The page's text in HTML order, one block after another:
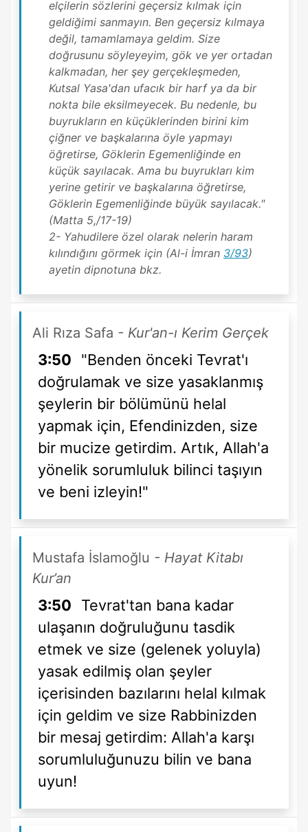
elçilerin sözlerini geçersiz kılmak için
geldiğimi sanmayın. Ben geçersiz kılmaya
değil, tamamlamaya geldim. Size
doğrusunu söyleyeyim, gök ve yer ortadan
kalkmadan, her şey gerçekleşmeden,
Kutsal Yasa'dan ufacık bir harf ya da bir
nokta bile eksilmeyecek. Bu nedenle, bu
buyrukların en küçüklerinden birini kim
çiğner ve başkalarına öyle yapmayı
öğretirse, Göklerin Egemenliğinde en
küçük sayılacak. Ama bu buyrukları kim
yerine getirir ve başkalarına öğretirse,
Göklerin Egemenliğinde büyük sayılacak."
(Matta 5,/17-19)
2- Yahudilere özel olarak nelerin haram
kılındığını görmek için (Al-i İmran 3/93)
ayetin dipnotuna bkz.
Ali Rıza Safa - Kur'an-ı Kerim Gerçek
3:50
"Benden önceki Tevrat'ı
doğrulamak ve size yasaklanmış
şeylerin bir bölümünü helal
yapmak için, Efendinizden, size
bir mucize getirdim. Artık, Allah'a
yönelik sorumluluk bilinci taşıyın
ve beni izleyin!"
Mustafa İslamoğlu - Hayat Kitabı
Kur’an
3:50
Tevrat'tan bana kadar
ulaşanın doğruluğunu tasdik
etmek ve size (gelenek yoluyla)
yasak edilmiş olan şeyler
içerisinden bazılarını helal kılmak
için geldim ve size Rabbinizden
bir mesaj getirdim: Allah'a karşı
sorumluluğunuzu bilin ve bana
uyun!